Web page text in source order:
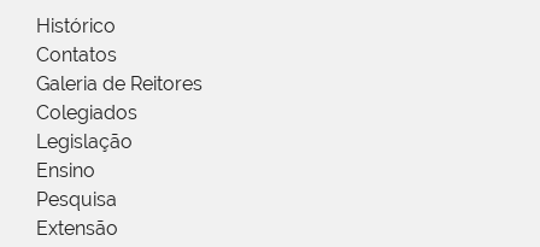
Histórico
Contatos
Galeria de Reitores
Colegiados
Legislação
Ensino
Pesquisa
Extensão